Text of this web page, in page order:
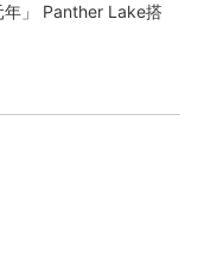
」 Panther Lake搭